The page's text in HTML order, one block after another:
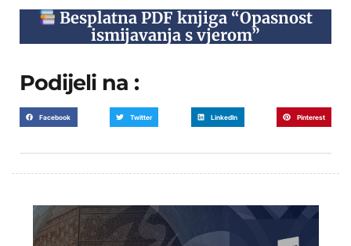
Besplatna PDF knjiga “Opasnost
ismijavanja s vjerom”
Podijeli na :
Facebook Twitter LinkedIn Pinterest